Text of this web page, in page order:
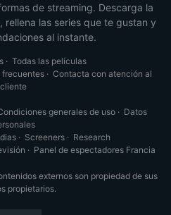
de streaming. Descarga la
las series que te gustan y
al instante.
· Todas las películas
frecuentes· Contacta con atención al
cliente
generales de uso· Datos
· Screeners· Research
· Panel de espectadores Francia
externos son propiedad de sus
propietarios.